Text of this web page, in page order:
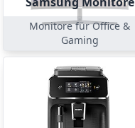
Monitore für Office &
Gaming